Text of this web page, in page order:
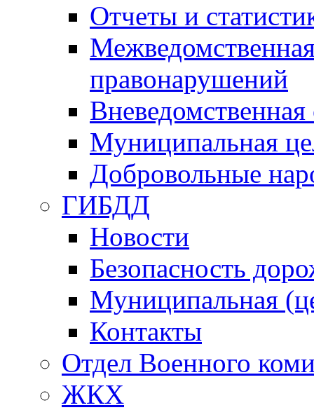
Отчеты и
правонарушений
Вневедомственная
Муниципальная
Добровольные
ГИБДД
Новости
Безопасность
Муниципальная
Контакты
Отдел Военного
ЖКХ